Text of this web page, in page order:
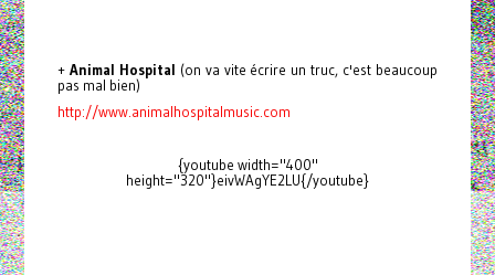
+ Animal Hospital (on va vite écrire un truc, c'est beaucoup
pas mal bien)
http://www.animalhospitalmusic.com
{youtube width="400"
height="320"}eivWAgYE2LU{/youtube}